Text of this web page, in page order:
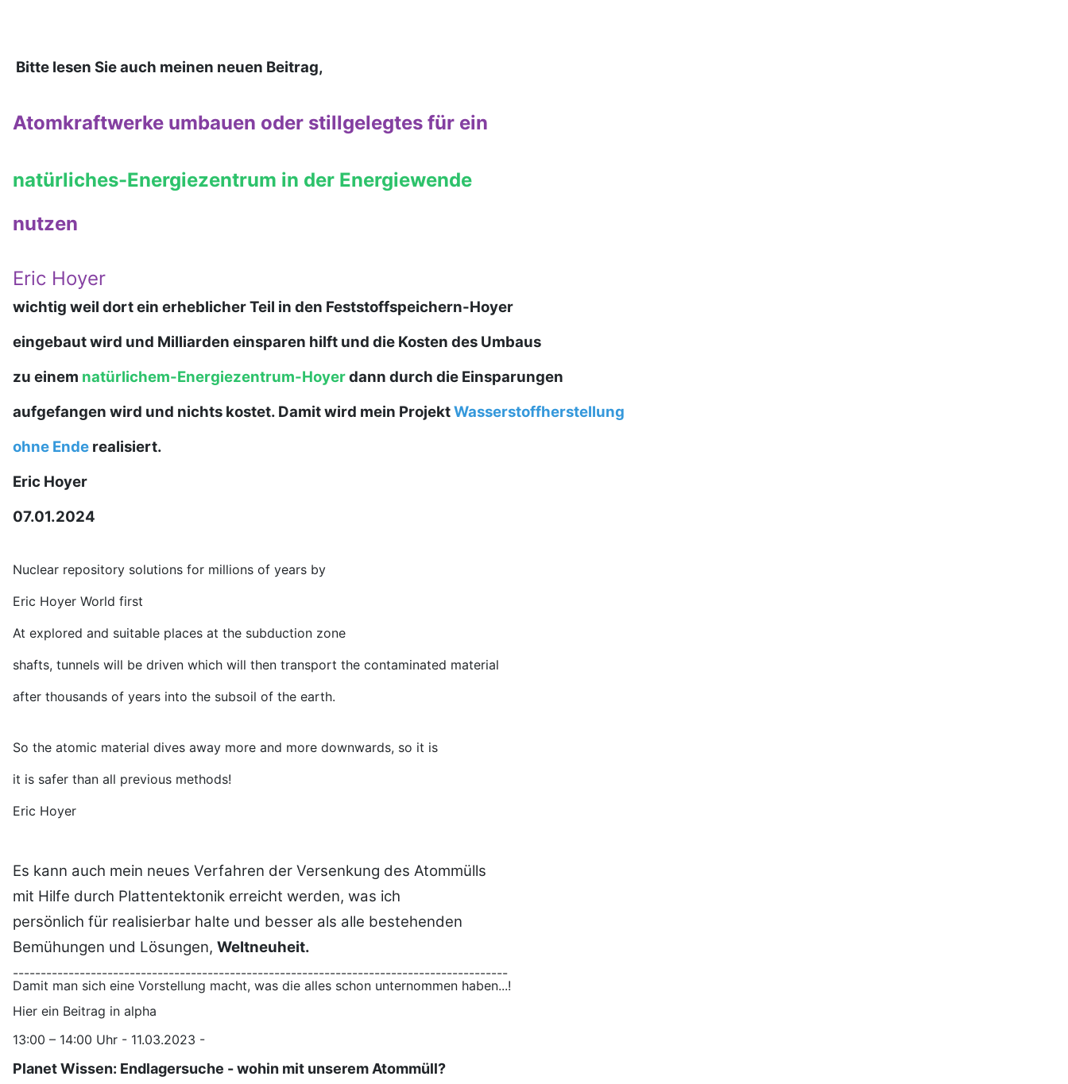
Bitte lesen Sie auch meinen neuen Beitrag,
Atomkraftwerke umbauen oder stillgelegtes für ein
natürliches-Energiezentrum in der Energiewende
nutzen
Eric Hoyer
wichtig weil dort ein erheblicher Teil in den Feststoffspeichern-Hoyer
eingebaut wird und Milliarden einsparen hilft und die Kosten des Umbaus
zu einem natürlichem-Energiezentrum-Hoyerdann durch die Einsparungen
aufgefangen wird und nichts kostet. Damit wird mein ProjektWasserstoffherstellung
ohne Ende realisiert.
Eric Hoyer
07.01.2024
Nuclear repository solutions for millions of years by
Eric Hoyer World first
At explored and suitable places at the subduction zone
shafts, tunnels will be driven which will then transport the contaminated material
after thousands of years into the subsoil of the earth.
So the atomic material dives away more and more downwards, so it is
it is safer than all previous methods!
Eric Hoyer
Es kann auch mein neues Verfahren der Versenkung des Atommülls
mit Hilfe durch Plattentektonik erreicht werden, was ich
persönlich für realisierbar halte und besser als alle bestehenden
Bemühungen und Lösungen, Weltneuheit.
-----------------------------------------------------------------------------------------
Damit man sich eine Vorstellung macht, was die alles schon unternommen haben...!
Hier ein Beitrag in alpha
13:00 – 14:00 Uhr - 11.03.2023 -
Planet Wissen: Endlagersuche - wohin mit unserem Atommüll?